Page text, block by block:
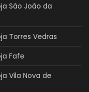
São João da
Torres Vedras
Fafe
Vila Nova de